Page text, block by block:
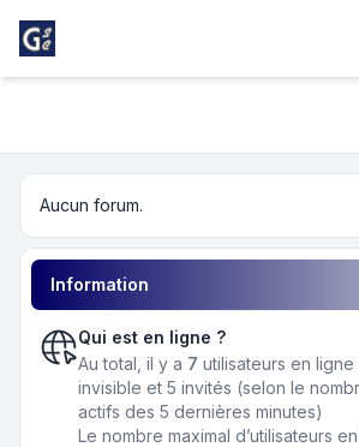
Girondins Social Club
Aucun forum.
Information
Qui est en ligne ?
Au total, il y a 7 utilisateurs en ligne
invisible et 5 invités (selon le
actifs des 5 dernières minutes)
Le nombre maximal d’utilisateurs